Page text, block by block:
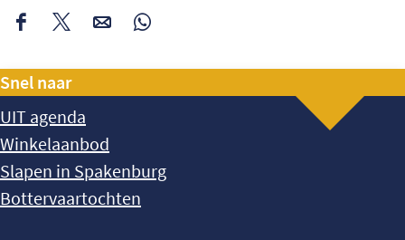
Deel
pagina
op
Facebook
Deel
pagina
op
X
Deel
e-
mail
Deel
Snel naar
UIT agenda
Winkelaanbod
Slapen in Spakenburg
Bottervaartochten